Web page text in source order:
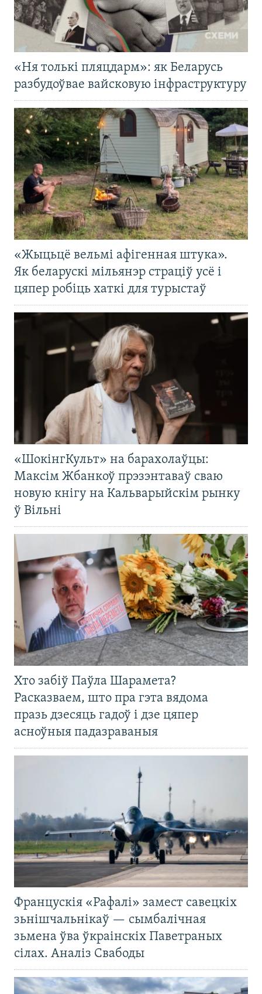
«Ня толькі пляцдарм»: як Беларусь
разбудоўвае вайсковую інфраструктуру
«Жыцьцё вельмі афігенная штука».
Як беларускі мільянэр страціў усё і
цяпер робіць хаткі для турыстаў
«ШокінгКульт» на барахолаўцы:
Максім Жбанкоў прэзэнтаваў сваю
новую кнігу на Кальварыйскім рынку
ў Вільні
Хто забіў Паўла Шарамета?
Расказваем, што пра гэта вядома
празь дзесяць гадоў і дзе цяпер
асноўныя падазраваныя
Францускія «Рафалі» замест савецкіх
зьнішчальнікаў — сымбалічная
зьмена ўва ўкраінскіх Паветраных
сілах. Аналіз Свабоды